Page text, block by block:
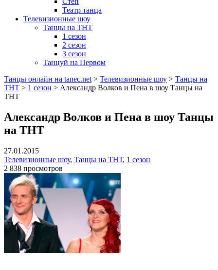
Театр танца
Телевизионные шоу
Танцы на ТНТ
1 сезон
2 сезон
3 сезон
Танцуй на Первом
Танцы онлайн на tanec.net > Телевизионные шоу > Танцы на
ТНТ > 1 сезон > Александр Волков и Пена в шоу Танцы на
ТНТ
Александр Волков и Пена в шоу Танцы
на ТНТ
27.01.2015
Телевизионные шоу, Танцы на ТНТ, 1 сезон
2 838 просмотров